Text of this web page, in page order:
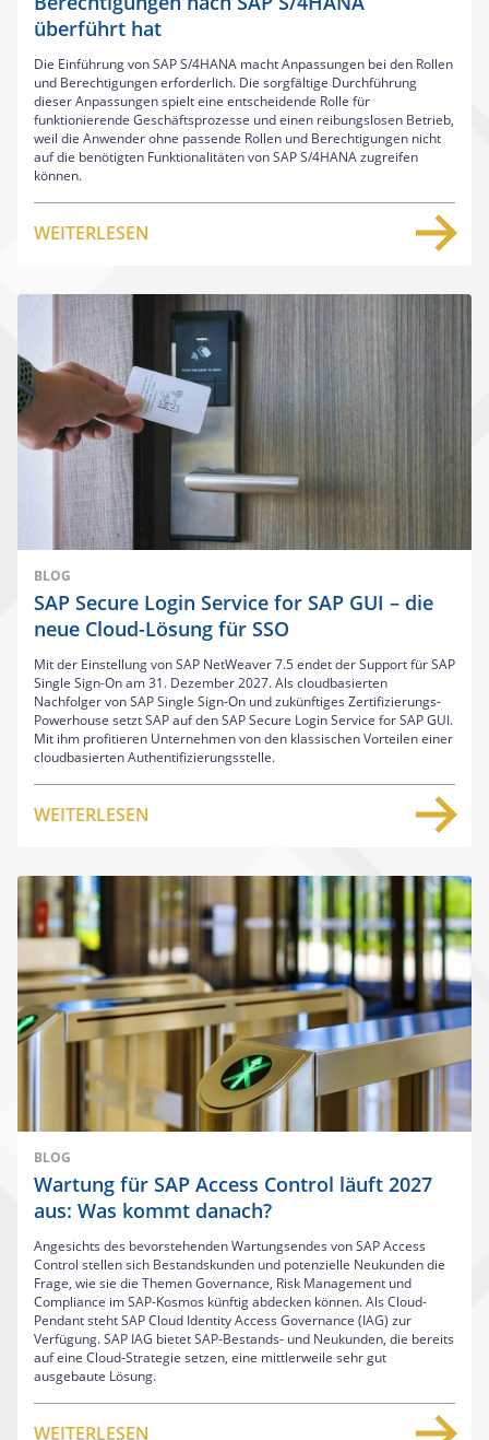
überführt hat
Die Einführung von SAP S/4HANA macht Anpassungen bei den Rollen
und Berechtigungen erforderlich. Die sorgfältige Durchführung
dieser Anpassungen spielt eine entscheidende Rolle für
funktionierende Geschäftsprozesse und einen reibungslosen Betrieb,
weil die Anwender ohne passende Rollen und Berechtigungen nicht
auf die benötigten Funktionalitäten von SAP S/4HANA zugreifen
können.
WEITERLESEN
BLOG
SAP Secure Login Service for SAP GUI – die
neue Cloud-Lösung für SSO
Mit der Einstellung von SAP NetWeaver 7.5 endet der Support für SAP
Single Sign-On am 31. Dezember 2027. Als cloudbasierten
Nachfolger von SAP Single Sign-On und zukünftiges Zertifizierungs-
Powerhouse setzt SAP auf den SAP Secure Login Service for SAP GUI.
Mit ihm profitieren Unternehmen von den klassischen Vorteilen einer
cloudbasierten Authentifizierungsstelle.
WEITERLESEN
BLOG
Wartung für SAP Access Control läuft 2027
aus: Was kommt danach?
Angesichts des bevorstehenden Wartungsendes von SAP Access
Control stellen sich Bestandskunden und potenzielle Neukunden die
Frage, wie sie die Themen Governance, Risk Management und
Compliance im SAP-Kosmos künftig abdecken können. Als Cloud-
Pendant steht SAP Cloud Identity Access Governance (IAG) zur
Verfügung. SAP IAG bietet SAP-Bestands- und Neukunden, die bereits
auf eine Cloud-Strategie setzen, eine mittlerweile sehr gut
ausgebaute Lösung.
WEITERLESEN